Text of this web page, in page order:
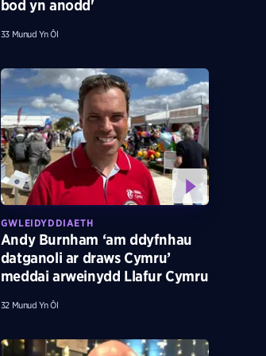
bod yn anodd'
33 Munud Yn Ôl
GWLEIDYDDIAETH
Andy Burnham ‘am ddyfnhau
datganoli ar draws Cymru’
meddai arweinydd Llafur Cymru
32 Munud Yn Ôl